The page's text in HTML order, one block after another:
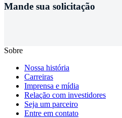
Mande sua solicitação
Sobre
Nossa história
Carreiras
Imprensa e mídia
Relação com investidores
Seja um parceiro
Entre em contato